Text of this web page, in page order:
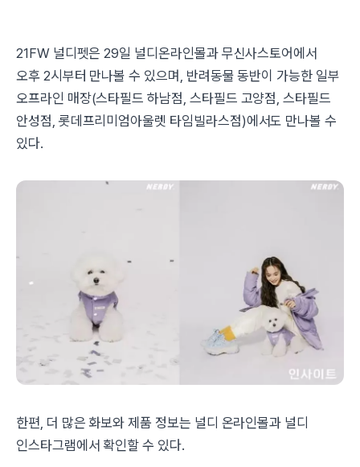
21FW 널디펫은 29일 널디온라인몰과 무신사스토어에서
오후 2시부터 만나볼 수 있으며, 반려동물 동반이 가능한 일부
오프라인 매장(스타필드 하남점, 스타필드 고양점, 스타필드
안성점, 롯데프리미엄아울렛 타임빌라스점)에서도 만나볼 수
있다.
한편, 더 많은 화보와 제품 정보는 널디 온라인몰과 널디
인스타그램에서 확인할 수 있다.